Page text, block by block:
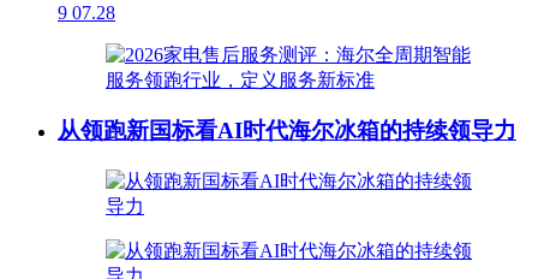
9 07.28
从领跑新国标看AI时代海尔冰箱的持续领导力